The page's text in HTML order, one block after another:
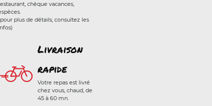
chèque vacances,
plus de détails, consultez les
Livraison
rapide
Votre repas est livré
chez vous, chaud, de
45 à 60 mn.